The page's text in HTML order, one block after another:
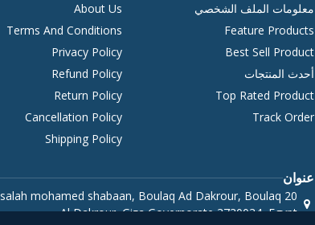
معلومات الملف الشخصي
Feature Products
Best Sell Product
أحدث المنتجات
Top Rated Product
Track Order
About Us
Terms And Conditions
Privacy Policy
Refund Policy
Return Policy
Cancellation Policy
Shipping Policy
عنوان
20 salah mohamed shabaan, Boulaq Ad Dakrour, Boulaq
Al Dakrour, Giza Governorate 3730034, Egypt